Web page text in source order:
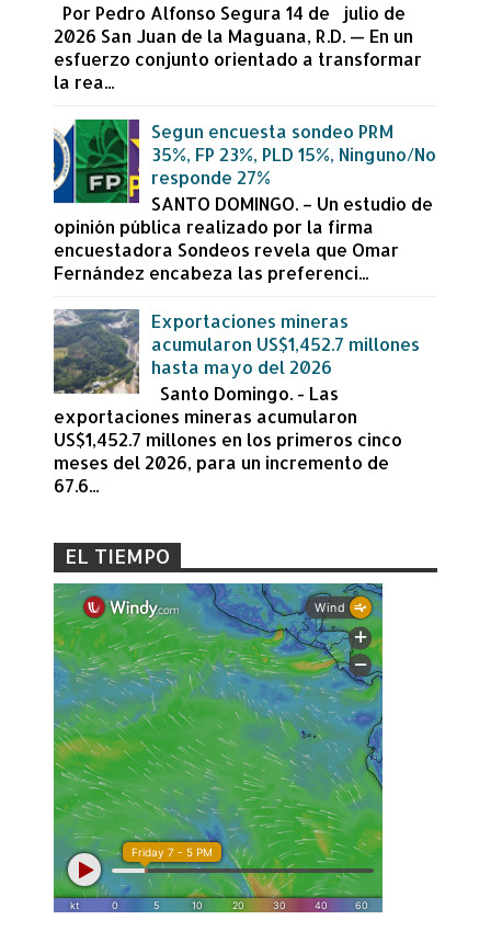
Por Pedro Alfonso Segura 14 de julio de
2026 San Juan de la Maguana, R.D. — En un
esfuerzo conjunto orientado a transformar
la rea...
Segun encuesta sondeo PRM
35%, FP 23%, PLD 15%, Ninguno/No
responde 27%
SANTO DOMINGO. – Un estudio de
opinión pública realizado por la firma
encuestadora Sondeos revela que Omar
Fernández encabeza las preferenci...
Exportaciones mineras
acumularon US$1,452.7 millones
hasta mayo del 2026
Santo Domingo. - Las
exportaciones mineras acumularon
US$1,452.7 millones en los primeros cinco
meses del 2026, para un incremento de
67.6...
EL TIEMPO